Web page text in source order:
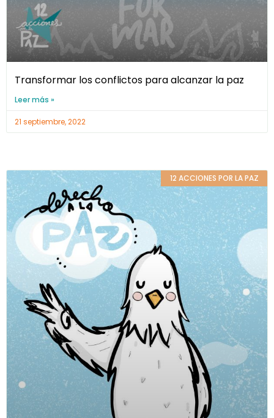
Transformar los conflictos para alcanzar la paz
Leer más »
21 septiembre, 2022
12 ACCIONES POR LA PAZ